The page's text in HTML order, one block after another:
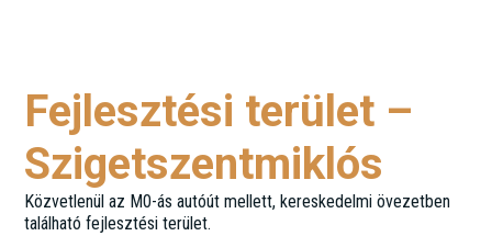
Fejlesztési terület –
Szigetszentmiklós
Közvetlenül az M0-ás autóút mellett, kereskedelmi övezetben
található fejlesztési terület.